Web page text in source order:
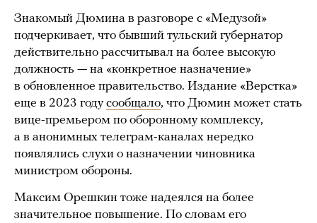
Знакомый Дюмина в разговоре с «Медузой»
подчеркивает, что бывший тульский губернатор
действительно рассчитывал на более высокую
должность — на «конкретное назначение»
в обновленное правительство. Издание «Верстка»
еще в 2023 годусообщало, что Дюмин может стать
вице-премьером по оборонному комплексу,
а в анонимных телеграм-каналах нередко
появлялись слухи о назначении чиновника
министром обороны.
Максим Орешкин тоже надеялся на более
значительное повышение. По словам его